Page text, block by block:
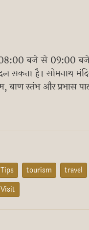
08:00 बजे से 09:00
सकता है। सोमनाथ
बाण स्तंभ और प्रभास
tourism travel